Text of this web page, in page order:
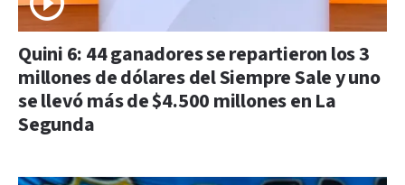
Quini 6: 44 ganadores se repartieron los 3
millones de dólares del Siempre Sale y uno
se llevó más de $4.500 millones en La
Segunda